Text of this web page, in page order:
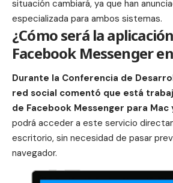
situación cambiará, ya que han
especializada para ambos sistemas.
¿Cómo será la
Facebook Messenger
Durante la Conferencia de
red social comentó que está
de Facebook Messenger para Mac
podrá acceder a este servicio
escritorio, sin necesidad de pasar
navegador.